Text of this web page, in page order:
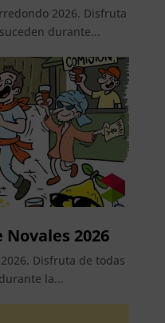
2026. Disfruta
durante...
2026
Disfruta de todas
la...